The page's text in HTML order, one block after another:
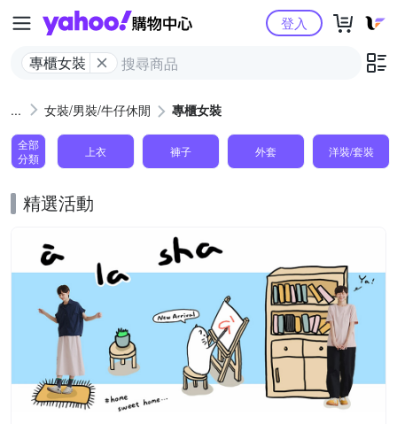
Yahoo購物中心
專櫃女裝
登入
女裝/男裝/牛仔休閒 專櫃女裝
全部
分類
上衣 褲子 外套 洋裝/套裝
精選活動